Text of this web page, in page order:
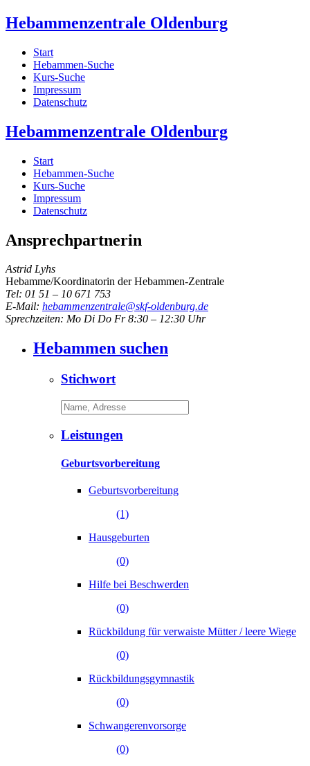
Hebammenzentrale Oldenburg
Start
Hebammen-Suche
Kurs-Suche
Impressum
Datenschutz
Hebammenzentrale Oldenburg
Start
Hebammen-Suche
Kurs-Suche
Impressum
Datenschutz
Ansprechpartnerin
Astrid Lyhs
Hebamme/Koordinatorin der Hebammen-Zentrale
Tel: 01 51 – 10 671 753
E-Mail: hebammenzentrale@skf-oldenburg.de
Sprechzeiten: Mo Di Do Fr 8:30 – 12:30 Uhr
Hebammen suchen
Stichwort
Leistungen
Geburtsvorbereitung
Geburtsvorbereitung
(1)
Hausgeburten
(0)
Hilfe bei Beschwerden
(0)
Rückbildung für verwaiste Mütter / leere Wiege
(0)
Rückbildungsgymnastik
(0)
Schwangerenvorsorge
(0)